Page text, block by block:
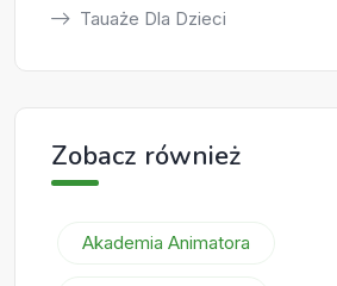
Tauaże Dla Dzieci
Zobacz również
Akademia Animatora